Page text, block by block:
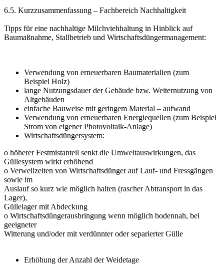
6.5. Kurzzusammenfassung – Fachbereich Nachhaltigkeit
Tipps für eine nachhaltige Milchviehhaltung in Hinblick auf
Baumaßnahme, Stallbetrieb und Wirtschaftsdüngermanagement:
Verwendung von erneuerbaren Baumaterialien (zum
Beispiel Holz)
lange Nutzungsdauer der Gebäude bzw. Weiternutzung von
Altgebäuden
einfache Bauweise mit geringem Material – aufwand
Verwendung von erneuerbaren Energiequellen (zum Beispiel
Strom von eigener Photovoltaik-Anlage)
Wirtschaftsdüngersystem:
o höherer Festmistanteil senkt die Umweltauswirkungen, das
Güllesystem wirkt erhöhend
o Verweilzeiten von Wirtschaftsdünger auf Lauf- und Fressgängen
sowie im
Auslauf so kurz wie möglich halten (rascher Abtransport in das
Lager),
Güllelager mit Abdeckung
o Wirtschaftsdüngerausbringung wenn möglich bodennah, bei
geeigneter
Witterung und/oder mit verdünnter oder separierter Gülle
Erhöhung der Anzahl der Weidetage